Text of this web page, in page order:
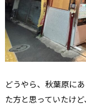
どうやら、秋葉原に
た方と思っていたけ